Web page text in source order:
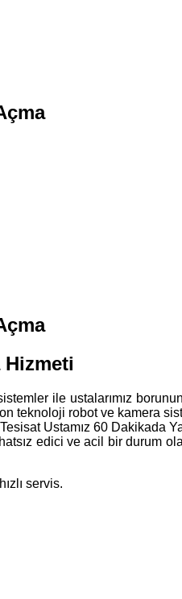
sistemler ile ustalarımız
teknoloji robot ve kamera
Ustamız 60 Dakikada
edici ve acil bir durum
servis.